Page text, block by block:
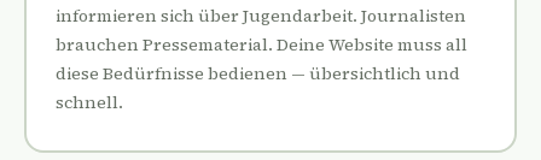
informieren sich über Jugendarbeit. Journalisten
brauchen Pressematerial. Deine Website muss all
diese Bedürfnisse bedienen — übersichtlich und
schnell.